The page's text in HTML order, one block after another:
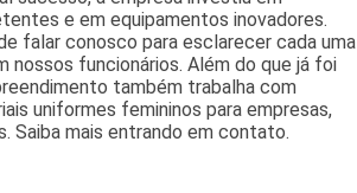
e em equipamentos inovadores.
falar conosco para esclarecer cada uma
nossos funcionários. Além do que já foi
também trabalha com
uniformes femininos para empresas,
Saiba mais entrando em contato.